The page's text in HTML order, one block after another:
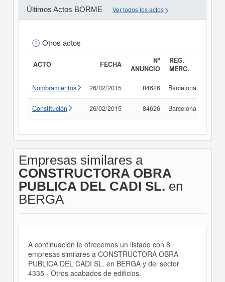
Últimos Actos BORME Ver todos los actos
Otros actos
ACTO FECHA
Nº
ANUNCIO
REG.
MERC.
Nombramientos 26/02/2015 84626 Barcelona
Constitución 26/02/2015 84626 Barcelona
Empresas similares a
CONSTRUCTORA OBRA
PUBLICA DEL CADI SL. en
BERGA
A continuación le ofrecemos un listado con 8
empresas similares a CONSTRUCTORA OBRA
PUBLICA DEL CADI SL. en BERGA y del sector
4335 - Otros acabados de edificios.